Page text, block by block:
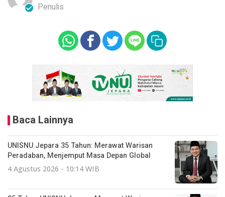
Penulis
Baca Lainnya
UNISNU Jepara 35 Tahun: Merawat Warisan
Peradaban, Menjemput Masa Depan Global
4 Agustus 2026 - 10:14 WIB